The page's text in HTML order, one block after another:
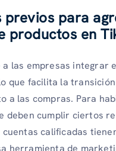
previos para
productos en
las empresas integrar
que facilita la
a las compras. Para
deben cumplir ciertos
cuentas calificadas
herramienta de